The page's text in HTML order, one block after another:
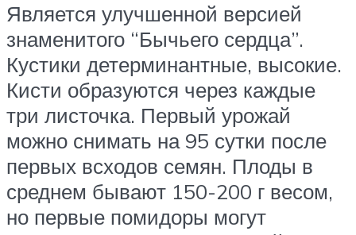
Является улучшенной версией
знаменитого “Бычьего сердца”.
Кустики детерминантные, высокие.
Кисти образуются через каждые
три листочка. Первый урожай
можно снимать на 95 сутки после
первых всходов семян. Плоды в
среднем бывают 150-200 г весом,
но первые помидоры могут